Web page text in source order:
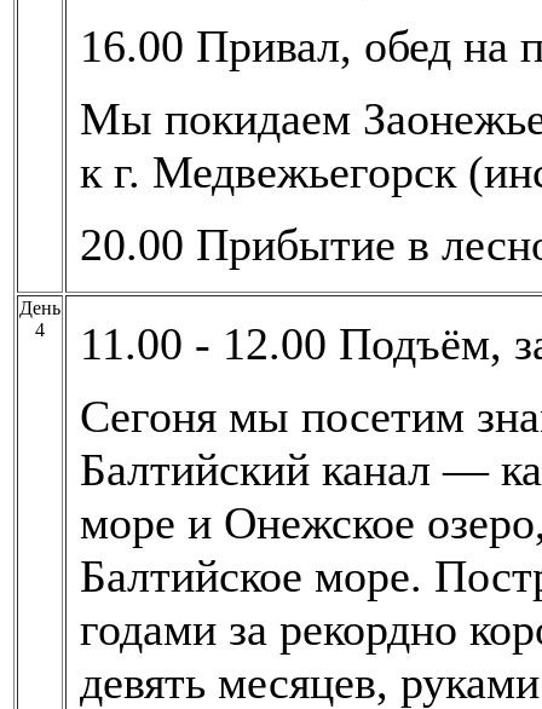
16.00 Привал, обед на
Мы покидаем
к г. Медвежьегорск
20.00 Прибытие в
День
4
11.00 - 12.00 Подъём,
Сегоня мы посетим
Балтийский канал —
море и Онежское
Балтийское море.
годами за рекордно
девять месяцев,